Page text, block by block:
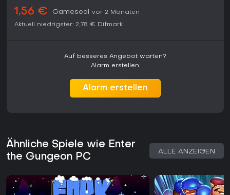
1,56 € Gameseal
vor 2 Monaten
Aktuell niedrigster: 2,78 € Difmark
Auf besseres Angebot warten?
Alarm erstellen.
Alarm erstellen
Ähnliche Spiele wie Enter
the Gungeon PC
ALLE ANZEIGEN